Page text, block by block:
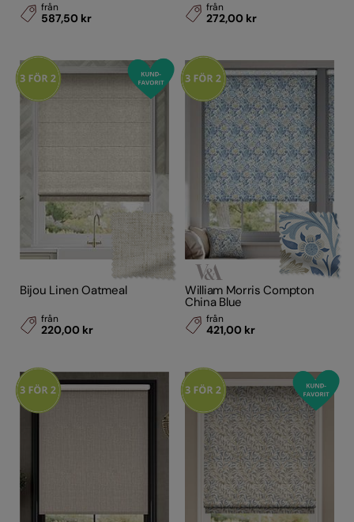
Egenskaper
Designerkollektioner
från
587,50 kr
från
272,00 kr
Bijou Linen Oatmeal
från
220,00 kr
William Morris Compton
China Blue
från
421,00 kr